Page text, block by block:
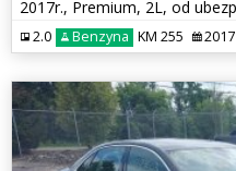
2.0 Benzyna KM 255 2017